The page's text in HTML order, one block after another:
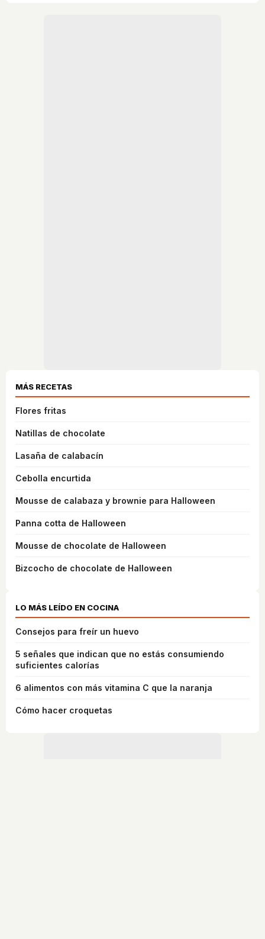
MÁS RECETAS
Flores fritas
Natillas de chocolate
Lasaña de calabacín
Cebolla encurtida
Mousse de calabaza y brownie para Halloween
Panna cotta de Halloween
Mousse de chocolate de Halloween
Bizcocho de chocolate de Halloween
LO MÁS LEÍDO EN COCINA
Consejos para freír un huevo
5 señales que indican que no estás consumiendo
suficientes calorías
6 alimentos con más vitamina C que la naranja
Cómo hacer croquetas